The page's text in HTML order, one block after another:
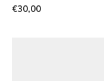
€30,00